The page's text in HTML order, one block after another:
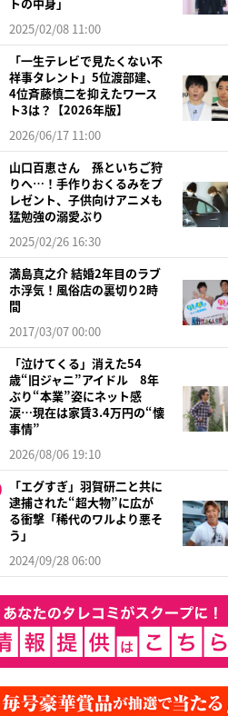
2025/02/08 11:00
「一生テレビで見たくない不
祥事タレント」5位渡部建、
4位斉藤慎二を抑えたワース
ト3は？【2026年版】
2026/06/17 11:00
山口百恵さん 孫といちご狩
りへ…！手作りおくるみをプ
レゼント、子供向けアニメも
猛勉強の溺愛ぶり
2025/02/26 16:30
満島真之介 結婚2年目のラブ
ホ浮気！風俗店の裏切り2時
間
2017/03/07 00:00
「泣けてくる」消えた54
歳“旧ジャニ”アイドル 8年
ぶり“本業”姿にネット感
涙…現在は家賃3.4万円の“懐
事情”
2026/08/06 19:10
「エグすぎ」羽賀研二と共に
逮捕された“超大物”に広が
る衝撃「稀代のワルより悪そ
う」
2024/09/28 06:00